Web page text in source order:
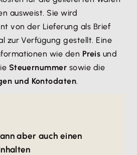
ausweist. Sie wird
von der Lieferung als Brief
zur Verfügung gestellt. Eine
wie den Preis und
Steuernummer sowie die
und Kontodaten.
aber auch einen